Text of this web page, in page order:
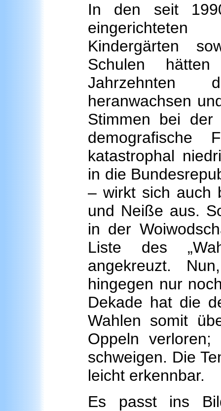
In den seit
eingerichteten
Kindergärten
Schulen
Jahrzehnten
heranwachsen
Stimmen bei der
katastrophal
in die
– wirkt sich auch
und Neiße aus.
in der
Liste des
angekreuzt.
hingegen nur
Dekade hat die
Wahlen somit
Oppeln
schweigen. Die
leicht erkennbar.
Es passt ins